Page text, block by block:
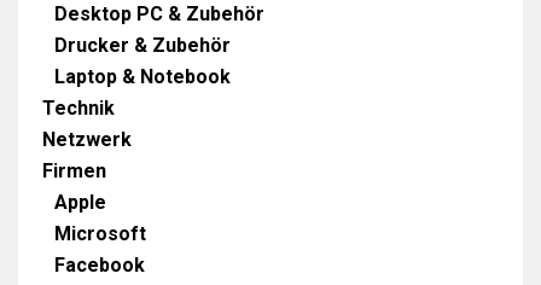
Desktop PC & Zubehör
Drucker & Zubehör
Laptop & Notebook
Technik
Netzwerk
Firmen
Apple
Microsoft
Facebook